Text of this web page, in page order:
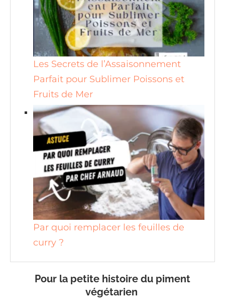
Les Secrets de l’Assaisonnement
Parfait pour Sublimer Poissons et
Fruits de Mer
Par quoi remplacer les feuilles de
curry ?
Pour la petite histoire du piment
végétarien